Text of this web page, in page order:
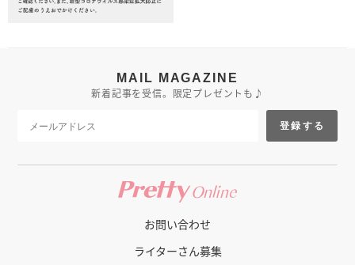
MAIL MAGAZINE
新着記事を受信。限定プレゼントも♪
登録する
お問い合わせ
ライターさん募集